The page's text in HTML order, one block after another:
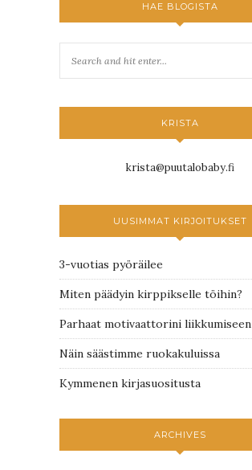
HAE BLOGISTA
KRISTA
krista@puutalobaby.fi
UUSIMMAT KIRJOITUKSET
3-vuotias pyöräilee
Miten päädyin kirppikselle töihin?
Parhaat motivaattorini liikkumiseen
Näin säästimme ruokakuluissa
Kymmenen kirjasuositusta
ARCHIVES